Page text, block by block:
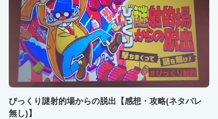
びっくり謎射的場からの脱出【感想・攻略(ネタバレ
無し)】